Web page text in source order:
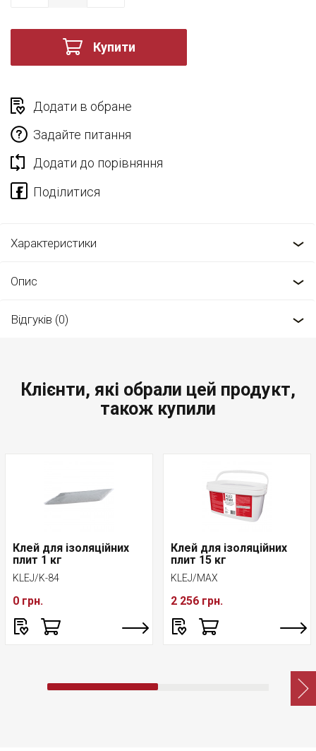
Купити
Додати в обране
Задайте питання
Додати до порівняння
Характеристики
Опис
Відгуків (0)
Клієнти, які обрали цей продукт,
також купили
Клей для ізоляційних
плит 1 кг
KLEJ/K-84
0 грн.
Клей для ізоляційних
плит 15 кг
KLEJ/MAX
2 256 грн.